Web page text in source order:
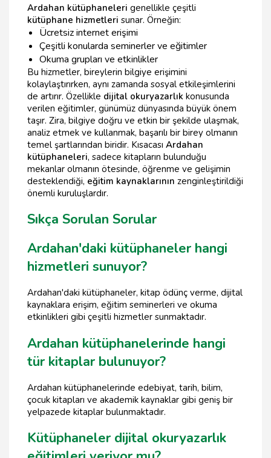
Ardahan kütüphaneleri genellikle çeşitli
kütüphane hizmetleri sunar. Örneğin:
Ücretsiz internet erişimi
Çeşitli konularda seminerler ve eğitimler
Okuma grupları ve etkinlikler
Bu hizmetler, bireylerin bilgiye erişimini
kolaylaştırırken, aynı zamanda sosyal etkileşimlerini
de artırır. Özellikle dijital okuryazarlık konusunda
verilen eğitimler, günümüz dünyasında büyük önem
taşır. Zira, bilgiye doğru ve etkin bir şekilde ulaşmak,
analiz etmek ve kullanmak, başarılı bir birey olmanın
temel şartlarından biridir. Kısacası Ardahan
kütüphaneleri, sadece kitapların bulunduğu
mekanlar olmanın ötesinde, öğrenme ve gelişimin
desteklendiği, eğitim kaynaklarının zenginleştirildiği
önemli kuruluşlardır.
Sıkça Sorulan Sorular
Ardahan'daki kütüphaneler hangi
hizmetleri sunuyor?
Ardahan'daki kütüphaneler, kitap ödünç verme, dijital
kaynaklara erişim, eğitim seminerleri ve okuma
etkinlikleri gibi çeşitli hizmetler sunmaktadır.
Ardahan kütüphanelerinde hangi
tür kitaplar bulunuyor?
Ardahan kütüphanelerinde edebiyat, tarih, bilim,
çocuk kitapları ve akademik kaynaklar gibi geniş bir
yelpazede kitaplar bulunmaktadır.
Kütüphaneler dijital okuryazarlık